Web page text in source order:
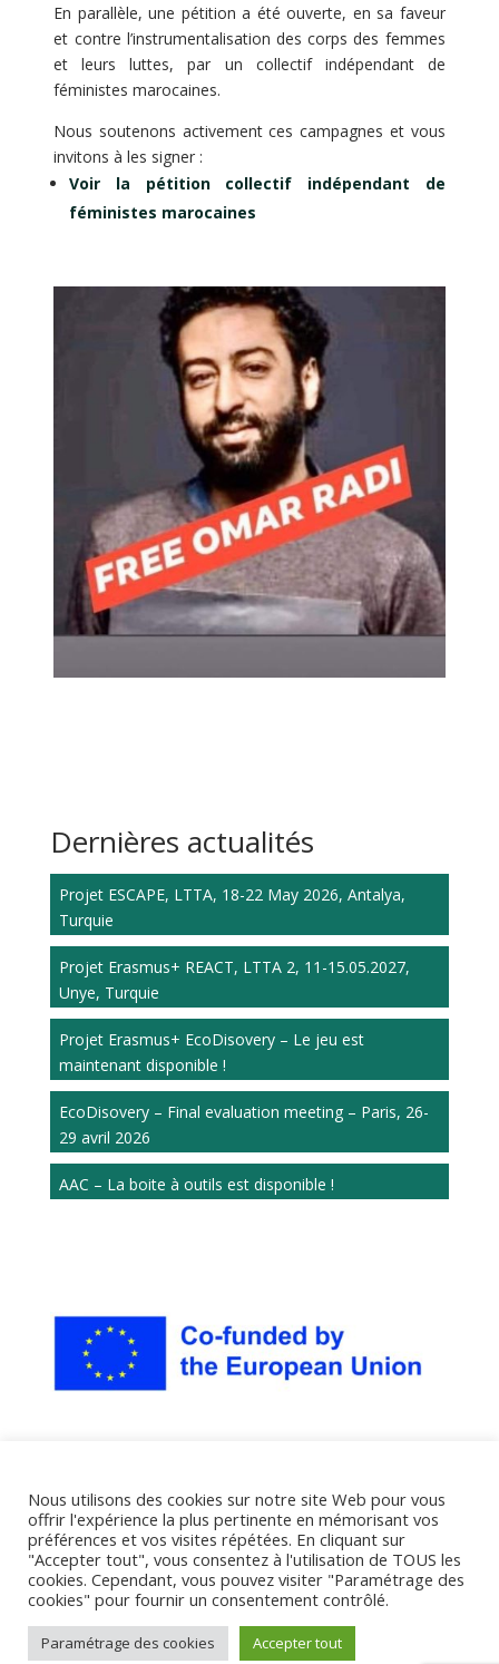
En parallèle, une pétition a été ouverte, en sa faveur
et contre l’instrumentalisation des corps des femmes
et leurs luttes, par un collectif indépendant de
féministes marocaines.
Nous soutenons activement ces campagnes et vous
invitons à les signer :
Voir la pétition collectif indépendant de
féministes marocaines
Dernières actualités
Projet ESCAPE, LTTA, 18-22 May 2026, Antalya,
Turquie
Projet Erasmus+ REACT, LTTA 2, 11-15.05.2027,
Unye, Turquie
Projet Erasmus+ EcoDisovery – Le jeu est
maintenant disponible !
EcoDisovery – Final evaluation meeting – Paris, 26-
29 avril 2026
AAC – La boite à outils est disponible !
Nous utilisons des cookies sur notre site Web pour vous
offrir l'expérience la plus pertinente en mémorisant vos
préférences et vos visites répétées. En cliquant sur
"Accepter tout", vous consentez à l'utilisation de TOUS les
cookies. Cependant, vous pouvez visiter "Paramétrage des
cookies" pour fournir un consentement contrôlé.
Paramétrage des cookies Accepter tout